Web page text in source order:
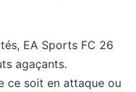
EA Sports FC 26
agaçants.
ce soit en attaque ou